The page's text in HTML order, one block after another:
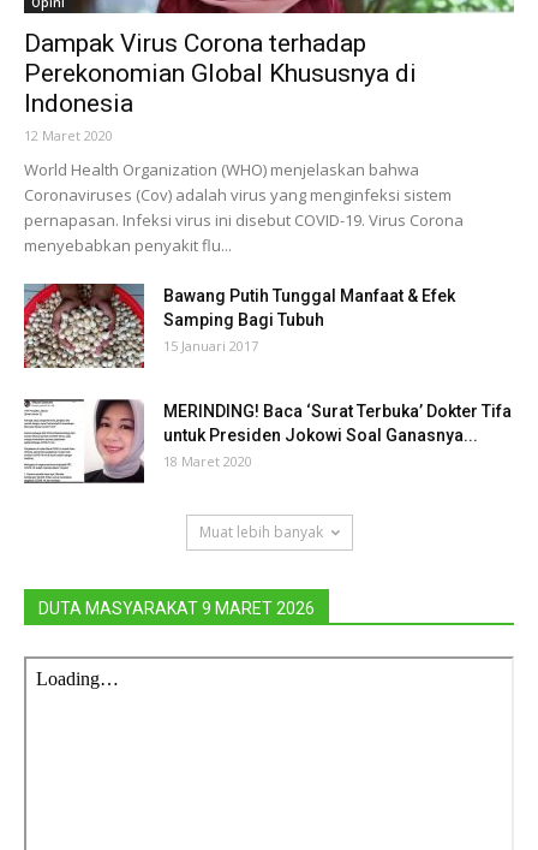
Dampak Virus Corona terhadap
Perekonomian Global Khususnya di
Indonesia
12 Maret 2020
World Health Organization (WHO) menjelaskan bahwa
Coronaviruses (Cov) adalah virus yang menginfeksi sistem
pernapasan. Infeksi virus ini disebut COVID-19. Virus Corona
menyebabkan penyakit flu...
Bawang Putih Tunggal Manfaat & Efek
Samping Bagi Tubuh
15 Januari 2017
MERINDING! Baca ‘Surat Terbuka’ Dokter Tifa
untuk Presiden Jokowi Soal Ganasnya...
18 Maret 2020
Muat lebih banyak
DUTA MASYARAKAT 9 MARET 2026